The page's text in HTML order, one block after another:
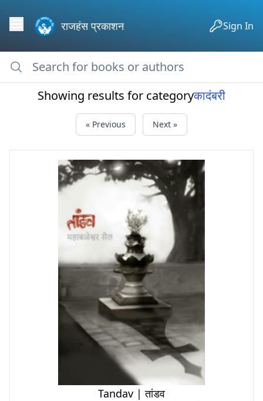
राजहंस प्रकाशन Sign In
Showing results for categoryकादंबरी
« Previous Next »
Tandav | तांडव